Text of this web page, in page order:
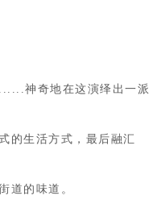
神奇地在这演绎出一派
的生活方式，最后融汇
道的味道。